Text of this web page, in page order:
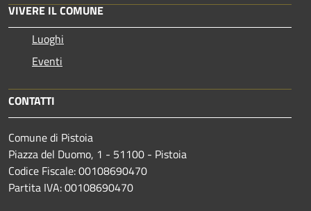
VIVERE IL COMUNE
Luoghi
Eventi
CONTATTI
Comune di Pistoia
Piazza del Duomo, 1 - 51100 - Pistoia
Codice Fiscale: 00108690470
Partita IVA: 00108690470